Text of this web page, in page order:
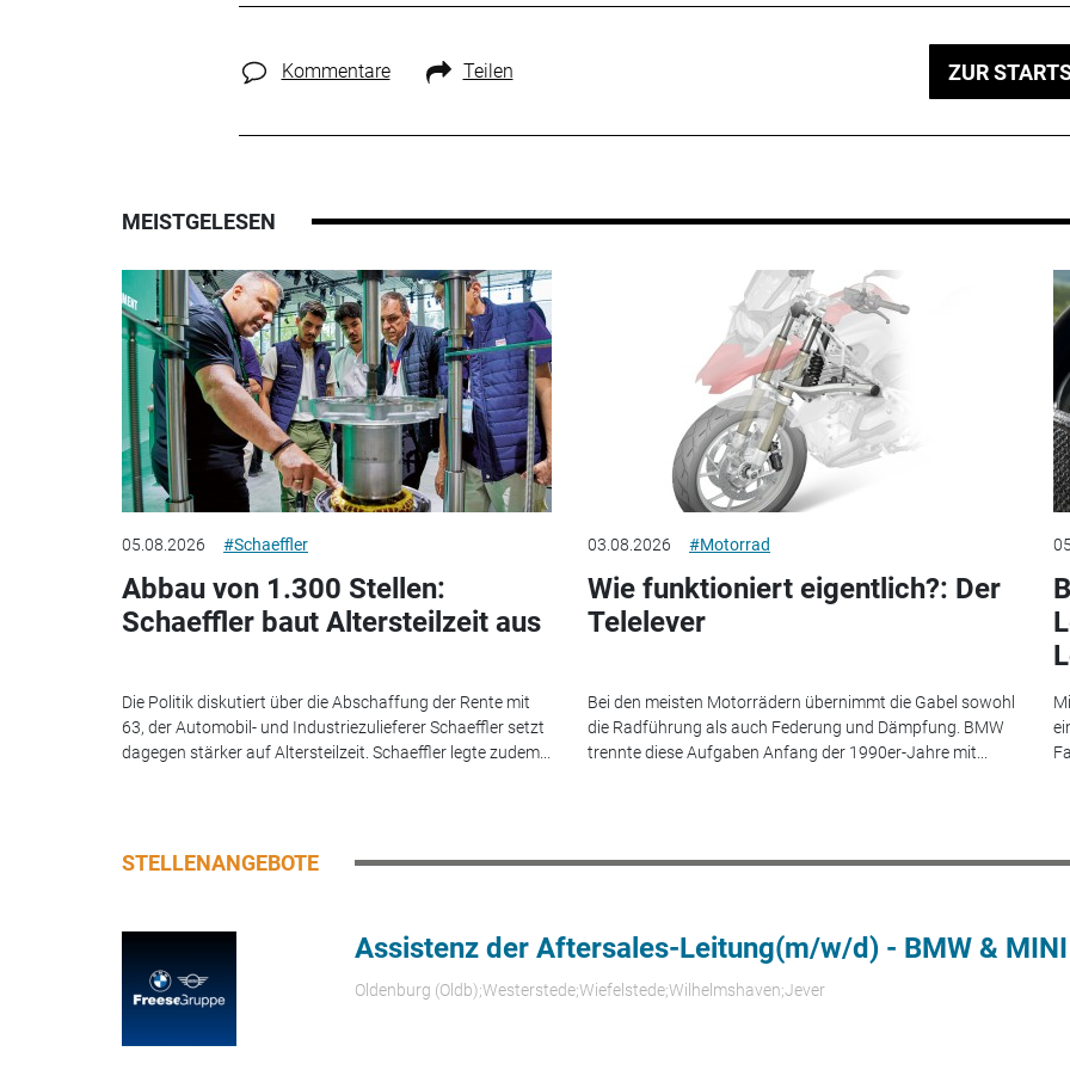
Kommentare Teilen ZUR
MEISTGELESEN
05.08.2026 #Schaeffler
Abbau von 1.300 Stellen:
Schaeffler baut Altersteilzeit aus
Die Politik diskutiert über die Abschaffung der Rente mit
63, der Automobil- und Industriezulieferer Schaeffler setzt
dagegen stärker auf Altersteilzeit. Schaeffler legte zudem...
03.08.2026 #Motorrad
Wie funktioniert eigentlich?: Der
Telelever
Bei den meisten Motorrädern übernimmt die Gabel sowohl
die Radführung als auch Federung und Dämpfung. BMW
trennte diese Aufgaben Anfang der 1990er-Jahre mit...
STELLENANGEBOTE
Assistenz der Aftersales-Leitung(m/w/d) - BMW & MINI
Oldenburg (Oldb);Westerstede;Wiefelstede;Wilhelmshaven;Jever